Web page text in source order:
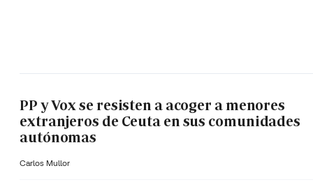
PP y Vox se resisten a acoger a menores
extranjeros de Ceuta en sus comunidades
autónomas
Carlos Mullor